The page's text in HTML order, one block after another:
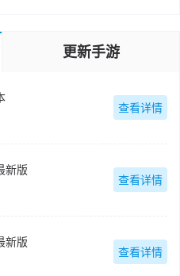
更新手游
查看详情
新版
查看详情
新版
查看详情